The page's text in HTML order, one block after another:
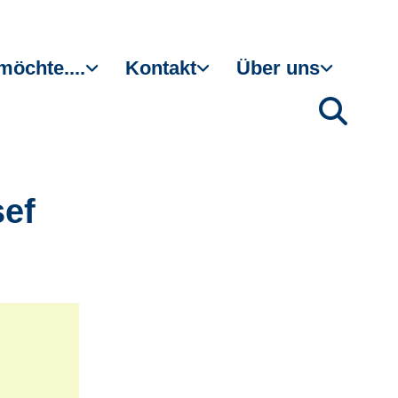
Kontakt Über uns